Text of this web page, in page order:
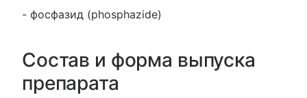
- фосфазид (phosphazide)
Состав и форма выпуска
препарата